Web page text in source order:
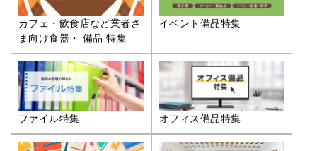
カフェ・飲食店など業者さ
ま向け食器・ 備品 特集
イベント備品特集
ファイル特集 オフィス備品特集